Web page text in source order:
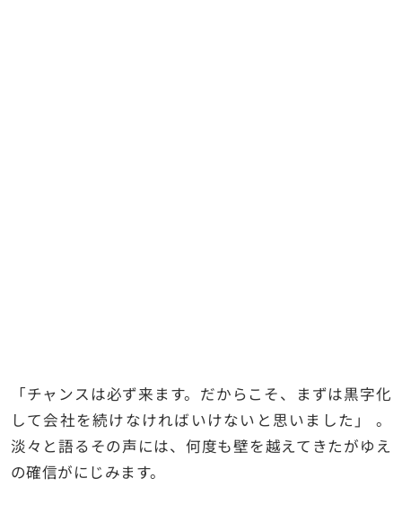
「チャンスは必ず来ます。だからこそ、まずは黒字化
して会社を続けなければいけないと思いました」 。
淡々と語るその声には、何度も壁を越えてきたがゆえ
の確信がにじみます。